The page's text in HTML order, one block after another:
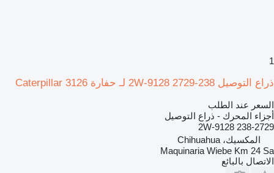
1
ذراع التوصيل 238-2729 2W-9128 لـ حفارة Caterpillar 3126
السعر عند الطلب
أجزاء المحرك - ذراع التوصيل
238-2729 2W-9128
المكسيك، Chihuahua
Maquinaria Wiebe Km 24 Sa
الاتصال بالبائع